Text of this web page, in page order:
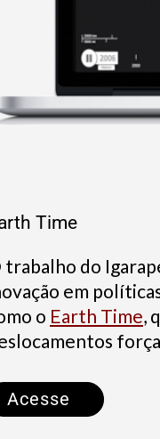
Time
trabalho do
em
o Earth Time,
Acesse